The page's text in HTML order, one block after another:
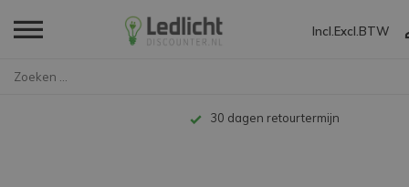
Incl. Excl. BTW
30 dagen retourtermijn